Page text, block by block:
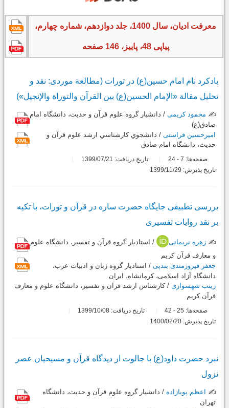
معرفت ادیان، سال 1400، جلد دوازدهم، شماره چهارم،
پیاپی 48، پاییز، 146 صفحه
یادکرد نام امام حسین(ع) در تورات (مطالعة موردی: نقد و
تحلیل مقالة «الإمام الحسین(ع) بین القرآن والتوراة والإنجیل»)
✍️ محمود کریمی / دانشیار گروه علوم قرآن و حدیث، دانشگاه امام
صادق(ع)
امیرحسین فراستی / دانشجوي کارشناسي ارشد علوم قرآن و
حديث، دانشگاه امام صادق
صفحه‌ها: 7
-
تاریخ دریافت: 1399/07/21
تاریخ پذیرش: 1399/11/29
بررسی تطبیقی جایگاه حضرت ساره در قرآن و تورات، با تکیه
بر نقد روایات تفسیری
✍️ زهره نریمانی
/ استادیار گروه قرآن و تفسیر، دانشگاه علوم
و معارف قرآن کریم
جعفر فیروزمندی بندپی / استادیار گروه زبان و ادبیات عرب،
دانشگاه آزاد اسلامی، کرمانشاه، ایران
زینب شهسواری / کارشناس ارشد قرآن و تفسیر، دانشگاه علوم و معارف
قرآن کریم
صفحه‌ها: 25
-
تاریخ دریافت: 1399/10/08
تاریخ پذیرش: 1400/02/20
نبرد حضرت داود(ع) با جالوت از دیدگاه قرآن و مسیحیان عصر
نزول
✍️ اعظم پویازاده / دانشیار گروه علوم قرآن و حدیث، دانشگاه
تهران